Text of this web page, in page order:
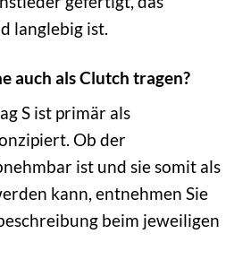
langlebig ist.
auch als Clutch tragen?
S ist primär als
Ob der
ist und sie somit als
kann, entnehmen Sie
beim jeweiligen